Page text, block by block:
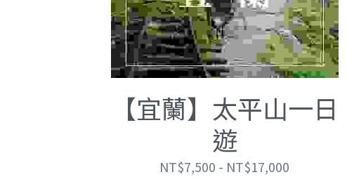
【宜蘭】太平山一日
遊
NT$7,500 - NT$17,000